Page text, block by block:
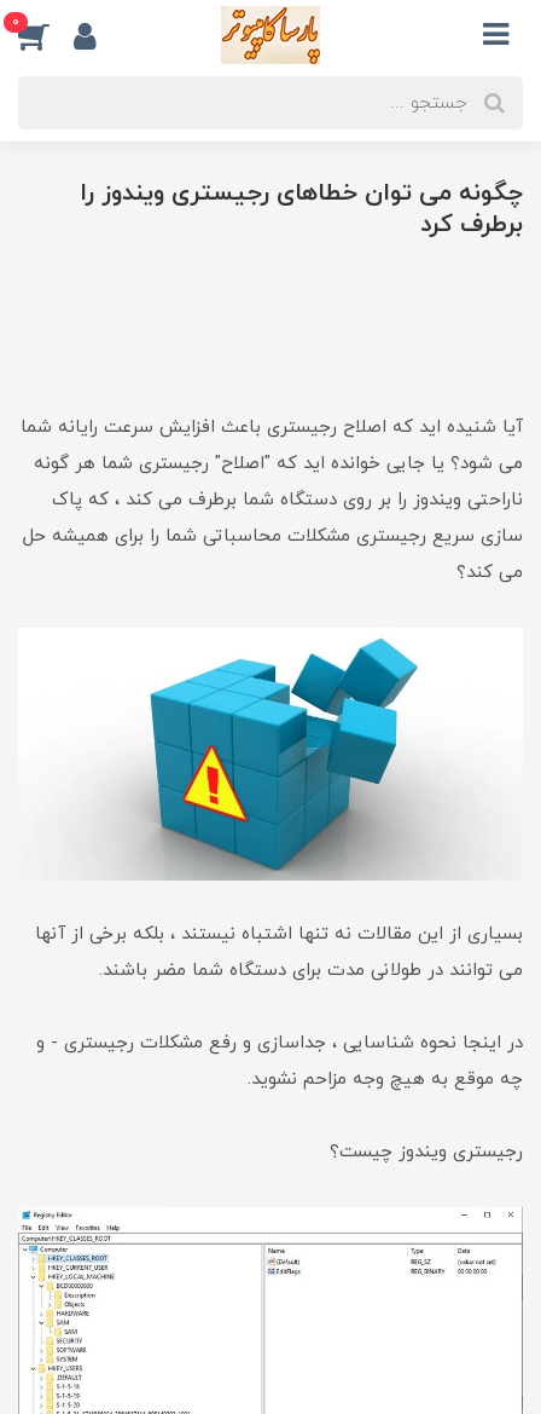
0
چگونه می توان خطاهای رجیستری ویندوز را
برطرف کرد
آیا شنیده اید که اصلاح رجیستری باعث افزایش سرعت رایانه شما
می شود؟ یا جایی خوانده اید که "اصلاح" رجیستری شما هر گونه
ناراحتی ویندوز را بر روی دستگاه شما برطرف می کند ، که پاک
سازی سریع رجیستری مشکلات محاسباتی شما را برای همیشه حل
می کند؟
بسیاری از این مقالات نه تنها اشتباه نیستند ، بلکه برخی از آنها
می توانند در طولانی مدت برای دستگاه شما مضر باشند.
در اینجا نحوه شناسایی ، جداسازی و رفع مشکلات رجیستری - و
چه موقع به هیچ وجه مزاحم نشوید.
رجیستری ویندوز چیست؟